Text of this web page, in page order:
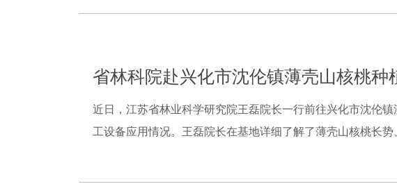
省林科院赴兴化市沈伦镇薄壳山核桃
近日，江苏省林业科学研究院王磊院长一行前往兴化市沈伦
工设备应用情况。王磊院长在基地详细了解了薄壳山核桃长